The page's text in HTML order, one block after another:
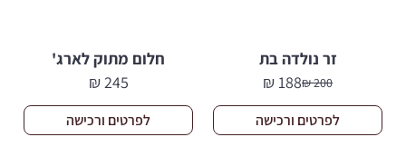
זר נולדה בת
200
₪המחיר
המקורי
היה:
188
₪
המחיר
הנוכחי
הוא:
לפרטים ורכישה
חלום מתוק לארג'
245
₪
לפרטים ורכישה